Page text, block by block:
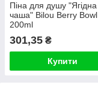
Піна для душу "Ягідна
чаша" Bilou Berry Bowl
200ml
301,35 ₴
Купити